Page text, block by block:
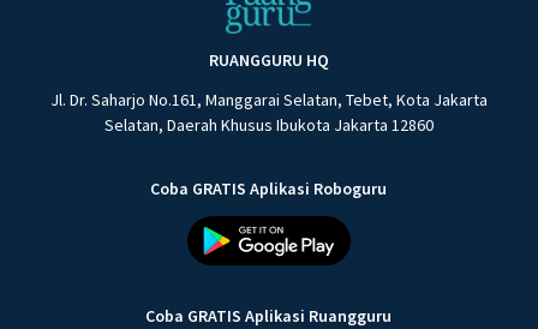
RUANGGURU HQ
Jl. Dr. Saharjo No.161, Manggarai Selatan, Tebet, Kota Jakarta
Selatan, Daerah Khusus Ibukota Jakarta 12860
Coba GRATIS Aplikasi Roboguru
Coba GRATIS Aplikasi Ruangguru